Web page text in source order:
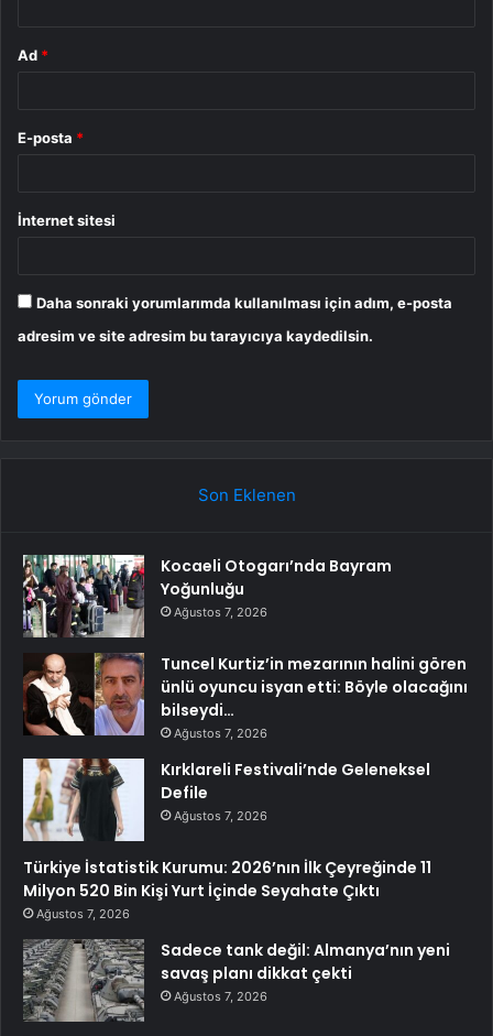
Ad *
E-posta *
İnternet sitesi
Daha sonraki yorumlarımda kullanılması için adım, e-posta
adresim ve site adresim bu tarayıcıya kaydedilsin.
Son Eklenen
Kocaeli Otogarı’nda Bayram
Yoğunluğu
Ağustos 7, 2026
Tuncel Kurtiz’in mezarının halini gören
ünlü oyuncu isyan etti: Böyle olacağını
bilseydi…
Ağustos 7, 2026
Kırklareli Festivali’nde Geleneksel
Defile
Ağustos 7, 2026
Türkiye İstatistik Kurumu: 2026’nın İlk Çeyreğinde 11
Milyon 520 Bin Kişi Yurt İçinde Seyahate Çıktı
Ağustos 7, 2026
Sadece tank değil: Almanya’nın yeni
savaş planı dikkat çekti
Ağustos 7, 2026